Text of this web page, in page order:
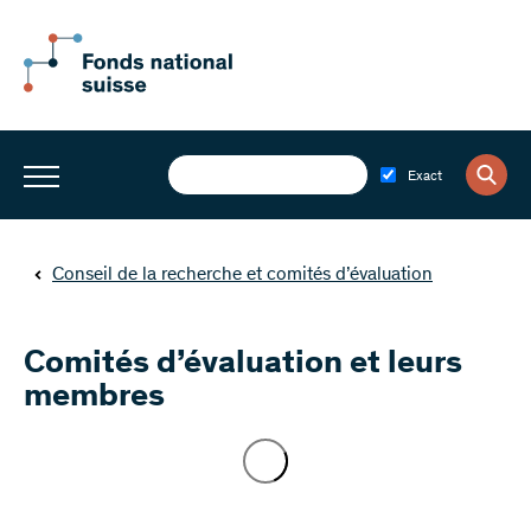
Exact
Conseil de la recherche et comités d’évaluation
Comités d’évaluation et leurs
membres